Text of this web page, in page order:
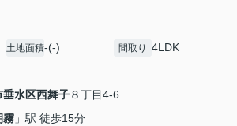
土地面積-(-) 間取り 4LDK
垂水区西舞子８丁目4-6
霧 」駅 徒歩15分